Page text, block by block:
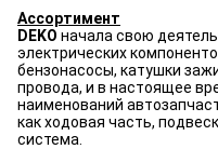
Ассортимент
DEKO начала свою
электрических
бензонасосы, катушки
провода, и в настоящее
наименований
как ходовая часть,
система.